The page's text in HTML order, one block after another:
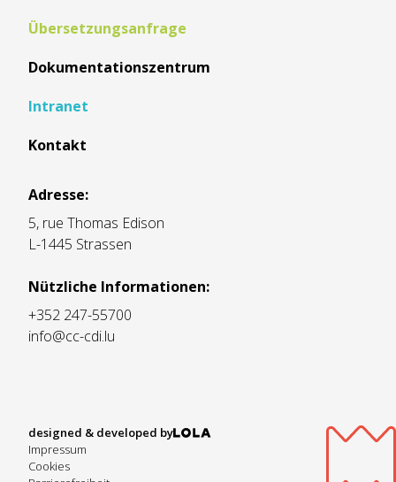
Übersetzungsanfrage
Dokumentationszentrum
Intranet
Kontakt
Adresse:
5, rue Thomas Edison
L-1445 Strassen
Nützliche Informationen:
+352 247-55700
info@cc-cdi.lu
designed & developed by
Impressum
Cookies